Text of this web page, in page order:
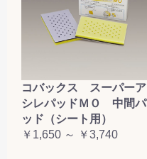
コバックス スーパーア
シレパッドＭＯ 中間パ
ッド（シート用）
￥1,650 ～ ￥3,740